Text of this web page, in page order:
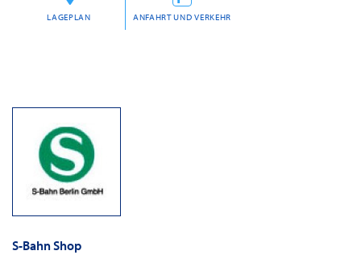
LAGEPLAN ANFAHRT UND VERKEHR
S-Bahn Shop